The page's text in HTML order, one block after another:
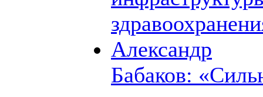
Александр
Бабаков: